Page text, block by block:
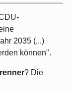
2035 (...)
können".
? Die